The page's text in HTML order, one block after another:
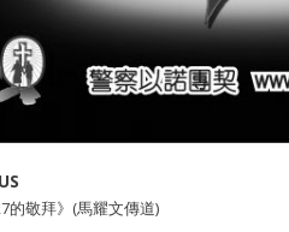
的敬拜》(馬耀文傳道)